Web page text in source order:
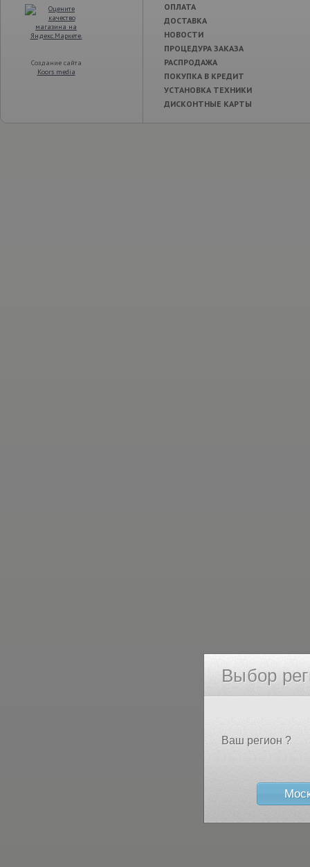
Создание сайта
Koors media
ОПЛАТА
ДОСТАВКА
НОВОСТИ
ПРОЦЕДУРА ЗАКАЗА
РАСПРОДАЖА
ПОКУПКА В КРЕДИТ
УСТАНОВКА ТЕХНИКИ
ДИСКОНТНЫЕ КАРТЫ
Выбор
Ваш регион ?